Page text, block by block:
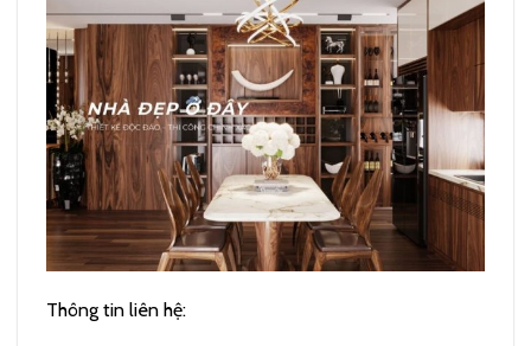
Thông tin liên hệ: